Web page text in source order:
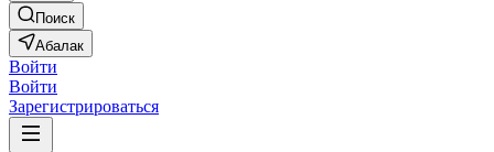
Поиск
Абалак
Войти
Войти
Зарегистрироваться